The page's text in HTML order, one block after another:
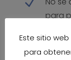
para
pero
Este sitio
para